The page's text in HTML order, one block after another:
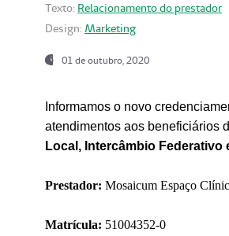
Texto: Relacionamento do prestador
Design: Marketing
01 de outubro, 2020
Informamos o novo
atendimentos aos beneficiários
Local, Intercâmbio Federativo
Prestador: Mosaicum Espaço
Matrícula: 51004352-0